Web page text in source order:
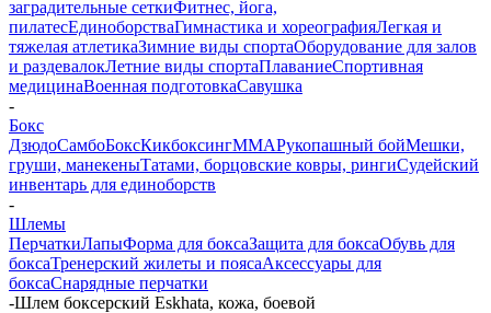
заградительные сеткиФитнес, йога,
пилатесЕдиноборстваГимнастика и хореографияЛегкая и
тяжелая атлетикаЗимние виды спортаОборудование для залов
и раздевалокЛетние виды спортаПлаваниеСпортивная
медицинаВоенная подготовкаСавушка
-
Бокс
ДзюдоСамбоБоксКикбоксингММАРукопашный бойМешки,
груши, манекеныТатами, борцовские ковры, рингиСудейский
инвентарь для единоборств
-
Шлемы
ПерчаткиЛапыФорма для боксаЗащита для боксаОбувь для
боксаТренерский жилеты и поясаАксессуары для
боксаСнарядные перчатки
-Шлем боксерский Eskhata, кожа, боевой